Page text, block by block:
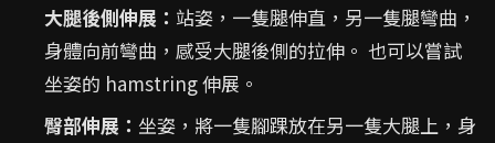
大腿後側伸展： 站姿，一隻腿伸直，另一隻腿彎曲，
身體向前彎曲，感受大腿後側的拉伸。 也可以嘗試
坐姿的 hamstring 伸展。
臀部伸展： 坐姿，將一隻腳踝放在另一隻大腿上，身